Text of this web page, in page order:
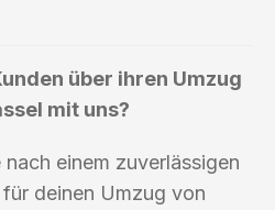
über ihren Umzug
mit uns?
einem zuverlässigen
deinen Umzug von